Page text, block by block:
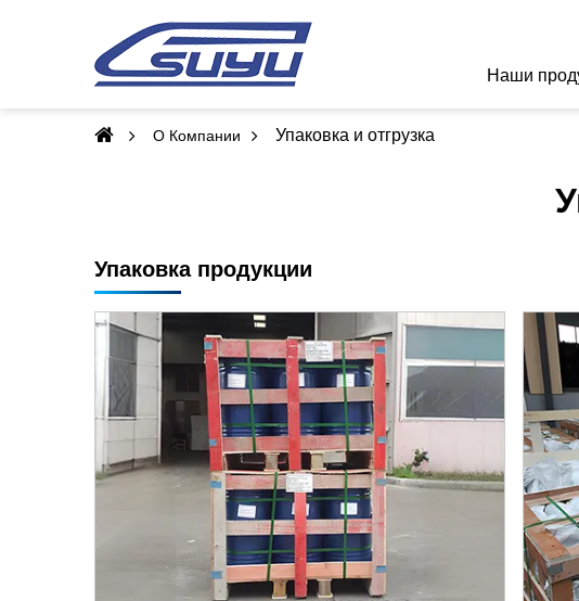
Наши
О Компании Упаковка и отгрузка
Упаковка продукции